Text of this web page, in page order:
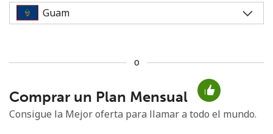
No se ha creado una contraseña
Mínimo 8 caracteres
Una letra mayúscula y una minúscula
Un número
o
Comprar un Plan Mensual
Consigue la Mejor oferta para llamar a todo el mundo.